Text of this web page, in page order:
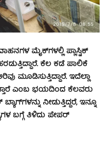
ಮೈಕ್‍ಗಳಲ್ಲಿ ಪ್ಲಾಸ್ಟಿಕ್
ಕೆಲ ಕಡೆ ಪಾಲಿಕೆ
ಮೂಡಿಸುತ್ತಿದ್ದಾರೆ. ಇದೆಲ್ಲಾ
ಎಂಬ ಭಯದಿಂದ ಕೆಲವರು
ನೀಡುತ್ತಿದ್ದರೆ, ಇನ್ನೂ
ಬಗ್ಗೆ ತಿಳಿದು ಪೇಪರ್